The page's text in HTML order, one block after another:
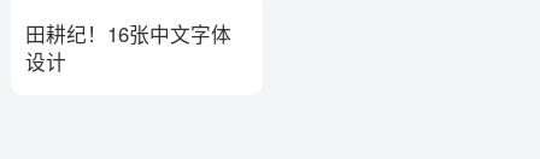
田耕纪！16张中文字体
设计